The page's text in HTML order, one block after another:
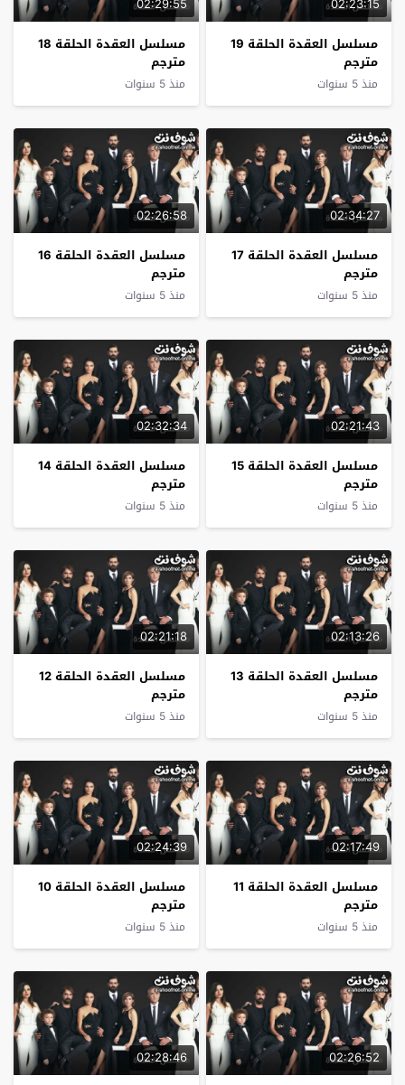
مسلسل العقدة الحلقة 19
مترجم
منذ 5 سنوات
مسلسل العقدة الحلقة 18
مترجم
منذ 5 سنوات
02:34:27
مسلسل العقدة الحلقة 17
مترجم
منذ 5 سنوات
02:26:58
مسلسل العقدة الحلقة 16
مترجم
منذ 5 سنوات
02:21:43
مسلسل العقدة الحلقة 15
مترجم
منذ 5 سنوات
02:32:34
مسلسل العقدة الحلقة 14
مترجم
منذ 5 سنوات
02:13:26
مسلسل العقدة الحلقة 13
مترجم
منذ 5 سنوات
02:21:18
مسلسل العقدة الحلقة 12
مترجم
منذ 5 سنوات
02:17:49
مسلسل العقدة الحلقة 11
مترجم
منذ 5 سنوات
02:24:39
مسلسل العقدة الحلقة 10
مترجم
منذ 5 سنوات
02:26:52
02:28:46